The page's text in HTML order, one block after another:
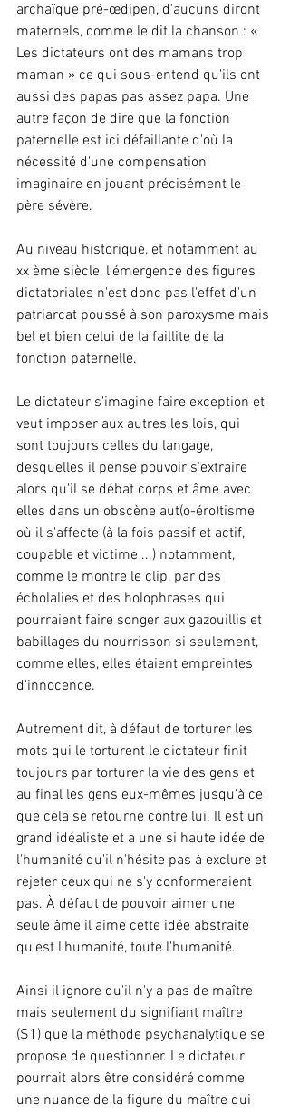
archaïque pré-œdipen, d'aucuns diront
maternels, comme le dit la chanson : «
Les dictateurs ont des mamans trop
maman » ce qui sous-entend qu'ils ont
aussi des papas pas assez papa. Une
autre façon de dire que la fonction
paternelle est ici défaillante d'où la
nécessité d'une compensation
imaginaire en jouant précisément le
père sévère.
Au niveau historique, et notamment au
xx ème siècle, l'émergence des figures
dictatoriales n'est donc pas l'effet d'un
patriarcat poussé à son paroxysme mais
bel et bien celui de la faillite de la
fonction paternelle.
Le dictateur s'imagine faire exception et
veut imposer aux autres les lois, qui
sont toujours celles du langage,
desquelles il pense pouvoir s'extraire
alors qu'il se débat corps et âme avec
elles dans un obscène aut(o-éro)tisme
où il s'affecte (à la fois passif et actif,
coupable et victime ...) notamment,
comme le montre le clip, par des
écholalies et des holophrases qui
pourraient faire songer aux gazouillis et
babillages du nourrisson si seulement,
comme elles, elles étaient empreintes
d'innocence.
Autrement dit, à défaut de torturer les
mots qui le torturent le dictateur finit
toujours par torturer la vie des gens et
au final les gens eux-mêmes jusqu'à ce
que cela se retourne contre lui. Il est un
grand idéaliste et a une si haute idée de
l'humanité qu'il n'hésite pas à exclure et
rejeter ceux qui ne s'y conformeraient
pas. À défaut de pouvoir aimer une
seule âme il aime cette idée abstraite
qu'est l'humanité, toute l'humanité.
Ainsi il ignore qu'il n'y a pas de maître
mais seulement du signifiant maître
(S1) que la méthode psychanalytique se
propose de questionner. Le dictateur
pourrait alors être considéré comme
une nuance de la figure du maître qui